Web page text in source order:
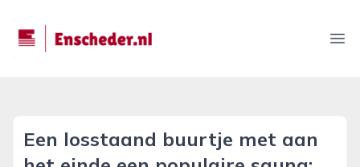
enscheder.nl
Een losstaand buurtje met aan